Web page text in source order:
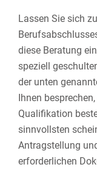
Lassen Sie sich
diese Beratung
speziell
der unten
Ihnen
Qualifikation
sinnvollsten
Antragstellung
erforderlichen